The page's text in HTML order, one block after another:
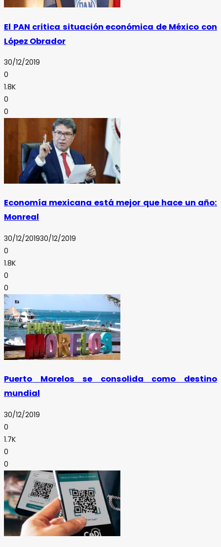
El PAN critica situación económica de México con
López Obrador
30/12/2019
0
1.8K
0
0
Economía mexicana está mejor que hace un año:
Monreal
30/12/201930/12/2019
0
1.8K
0
0
Puerto Morelos se consolida como destino
mundial
30/12/2019
0
1.7K
0
0